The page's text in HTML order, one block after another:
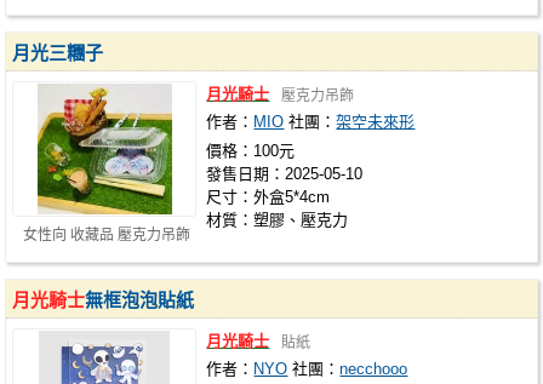
女性向 收藏品 壓克力吊飾
月光三糰子
月光騎士 壓克力吊飾
作者： MIO 社團：架空未來形
價格：100元
發售日期：2025-05-10
尺寸：外盒5*4cm
材質：塑膠、壓克力
月光騎士無框泡泡貼紙
月光騎士 貼紙
作者： NYO 社團：necchooo